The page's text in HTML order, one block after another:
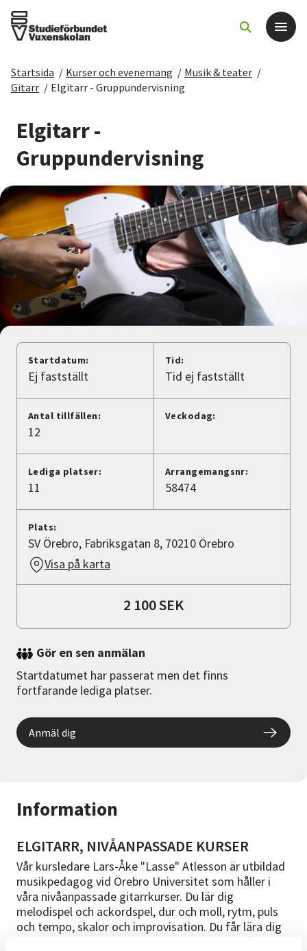
Det här gör vi
För dig som
Sök kurser och evenemang
Om SV
Starta studiecirkel
Cirkelledare
Nyheter
Avdelningar
Lyssna
Startsida / Kurser och evenemang / Musik & teater /
Gitarr / Elgitarr - Gruppundervisning
Elgitarr -
Gruppundervisning
Information
ELGITARR, NIVÅANPASSADE KURSER
Vår kursledare Lars-Åke "Lasse" Atlesson är utbildad
musikpedagog vid Örebro Universitet som håller i
våra nivåanpassade gitarrkurser. Du lär dig
melodispel och ackordspel, dur och moll, rytm, puls
och tempo, skalor och improvisation. Du får lära dig
tabulatur och även noter för den som vill. Nivån
Startdatum:
Ej fastställt
Tid:
Tid ej fastställt
Antal tillfällen:
12
Veckodag:
Lediga platser:
11
Arrangemangsnr:
58474
Plats:
SV Örebro, Fabriksgatan 8, 70210 Örebro
Visa på karta
2 100 SEK
Gör en sen anmälan
Startdatumet har passerat men det finns
fortfarande lediga platser.
Anmäl dig